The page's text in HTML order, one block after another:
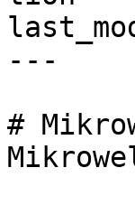
---
#